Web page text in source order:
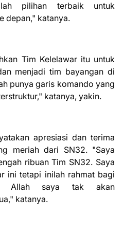
pilihan terbaik untuk
depan," katanya.
Tim Kelelawar itu untuk
menjadi tim bayangan di
punya garis komando yang
katanya, yakin.
apresiasi dan terima
meriah dari SN32. "Saya
ribuan Tim SN32. Saya
ini tetapi inilah rahmat bagi
Allah saya tak akan
katanya.